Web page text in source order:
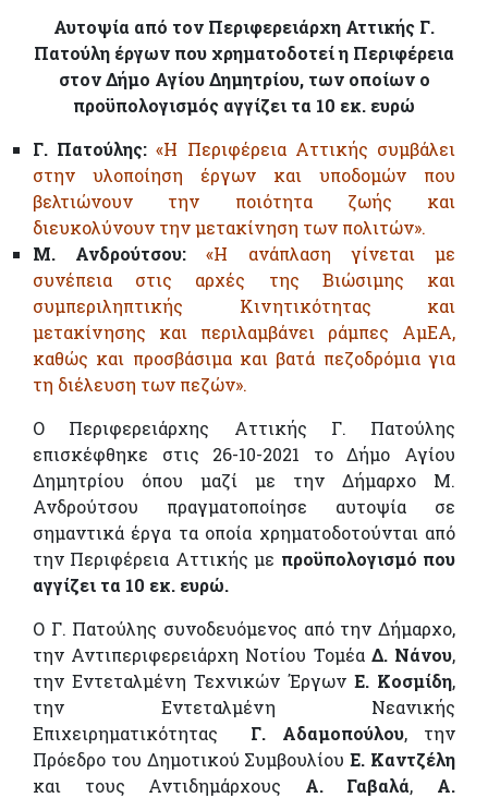
Αυτοψία από τον Περιφερειάρχη Αττικής Γ.
Πατούλη έργων που χρηματοδοτεί η Περιφέρεια
στον Δήμο Αγίου Δημητρίου, των οποίων ο
προϋπολογισμός αγγίζει τα 10 εκ. ευρώ
Γ. Πατούλης:«Η Περιφέρεια Αττικής συμβάλει
στην υλοποίηση έργων και υποδομών που
βελτιώνουν την ποιότητα ζωής και
διευκολύνουν την μετακίνηση των πολιτών».
Μ. Ανδρούτσου:«Η ανάπλαση γίνεται με
συνέπεια στις αρχές της Βιώσιμης και
συμπεριληπτικής Κινητικότητας και
μετακίνησης και περιλαμβάνει ράμπες ΑμΕΑ,
καθώς και προσβάσιμα και βατά πεζοδρόμια για
τη διέλευση των πεζών».
Ο Περιφερειάρχης Αττικής Γ. Πατούλης
επισκέφθηκε στις 26-10-2021 το Δήμο Αγίου
Δημητρίου όπου μαζί με την Δήμαρχο Μ.
Ανδρούτσου πραγματοποίησε αυτοψία σε
σημαντικά έργα τα οποία χρηματοδοτούνται από
την Περιφέρεια Αττικής με προϋπολογισμό που
αγγίζει τα 10 εκ. ευρώ.
Ο Γ. Πατούλης συνοδευόμενος από την Δήμαρχο,
την Αντιπεριφερειάρχη Νοτίου Τομέα Δ. Νάνου,
την Εντεταλμένη Τεχνικών ΈργωνΕ. Κοσμίδη,
την Εντεταλμένη Νεανικής
Επιχειρηματικότητας
Γ. Αδαμοπούλου, την
Πρόεδρο του Δημοτικού ΣυμβουλίουΕ. Καντζέλη
και τους Αντιδημάρχους Α. Γαβαλά, Α.